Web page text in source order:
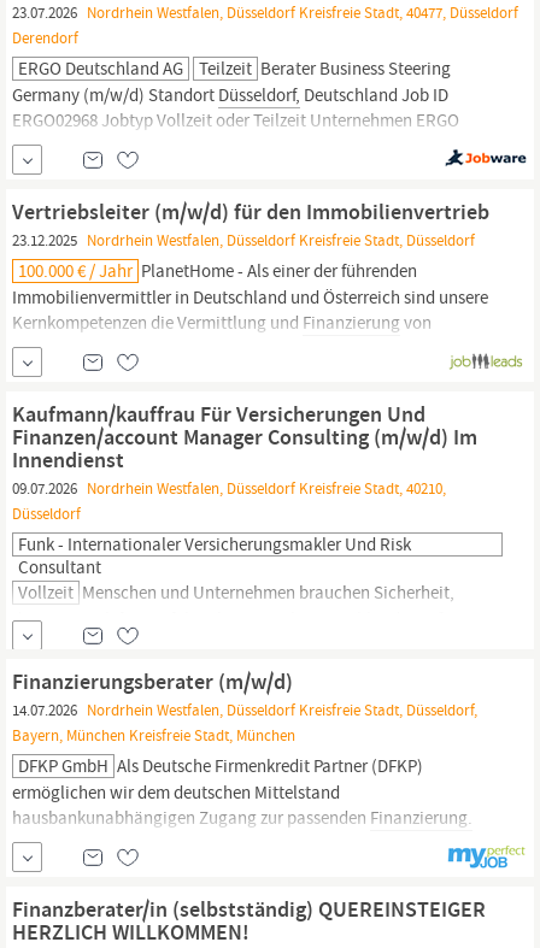
23.07.2026 Nordrhein Westfalen, Düsseldorf Kreisfreie Stadt, 40477, Düsseldorf
Derendorf
ERGO Deutschland AG Teilzeit Berater Business Steering
Germany (m/w/d) Standort Düsseldorf, Deutschland Job ID
ERGO02968 Jobtyp Vollzeit oder Teilzeit Unternehmen ERGO
Deutschland Arbeitsmodus Hybrid Beschäftigungsart Unbefristet
Stellenlevel Berufserfahrene Kompetenzbereich
Unternehmensstrategie und Beratung Jetzt bewerben Ihre
zentrale Rolle:
Vertriebsleiter (m/w/d) für den Immobilienvertrieb
23.12.2025 Nordrhein Westfalen, Düsseldorf Kreisfreie Stadt, Düsseldorf
100.000 € / Jahr PlanetHome - Als einer der führenden
Immobilienvermittler in Deutschland und Österreich sind unsere
Kernkompetenzen die Vermittlung und Finanzierungvon
Wohnimmobilien. Im Rahmen unseres Geschäftsmodells
fokussieren wir uns dabei auf die enge Zusammenarbeit mit
Versicherungen
Kaufmann/kauffrau Für Versicherungen Und
Finanzen/account Manager Consulting (m/w/d) Im
Innendienst
09.07.2026 Nordrhein Westfalen, Düsseldorf Kreisfreie Stadt, 40210,
Düsseldorf
Funk - Internationaler Versicherungsmakler Und Risk
Consultant
Vollzeit Menschen und Unternehmen brauchen Sicherheit,
damit sie sich frei entfalten können. Als Deutschlands größter
inhabergeführter
Jahren diese Sicherheit - gehen wir gemeinsam den nächsten
Schritt! Aufgaben Sie fungieren als wichtiges Bindeglied zwischen
uns und unseren Kunden, wobei Sie diese sowohl telefonisch...
Finanzierungsberater (m/w/d)
14.07.2026 Nordrhein Westfalen, Düsseldorf Kreisfreie Stadt, Düsseldorf,
Bayern, München Kreisfreie Stadt, München
DFKP GmbH Als Deutsche Firmenkredit Partner (DFKP)
ermöglichen wir dem deutschen Mittelstand
hausbankunabhängigen Zugang zur passenden Finanzierung.
Getreu unserer Maxime #einfacherfolgreichfinanzieren ist es unser
Ziel, kleine und mittlere Unternehmen (KMUs) in jeder
Unternehmensphase und bei jedem
zu unterstützen. Damit
Finanzberater/in (selbstständig) QUEREINSTEIGER
HERZLICH WILLKOMMEN!